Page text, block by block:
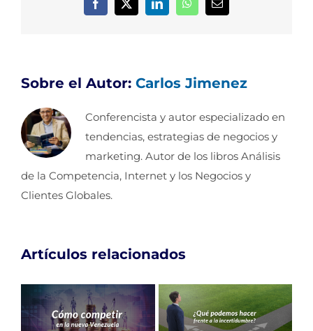
Facebook
X LinkedInWhatsAppCorreo
electrónico
Sobre el Autor: Carlos Jimenez
Conferencista y autor especializado en
tendencias, estrategias de negocios y
marketing. Autor de los libros Análisis
de la Competencia, Internet y los Negocios y
Clientes Globales.
Artículos relacionados